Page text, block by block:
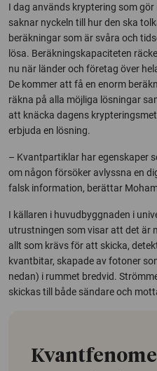
I dag används kryptering som
saknar nyckeln till hur den ska
beräkningar som är svåra och
lösa. Beräkningskapaciteten
nu när länder och företag över
De kommer att få en enorm
räkna på alla möjliga lösningar
att knäcka dagens
erbjuda en lösning.
– Kvantpartiklar har egenskaper
om någon försöker avlyssna en
falsk information, berättar
I källaren i huvudbyggnaden i
utrustningen som visar att det är
allt som krävs för att skicka,
kvantbitar, skapade av fotoner
nedan) i rummet bredvid.
skickas till både sändare och